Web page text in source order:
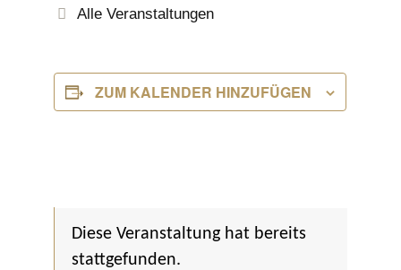
Alle Veranstaltungen
ZUM KALENDER HINZUFÜGEN
Diese Veranstaltung hat bereits
stattgefunden.